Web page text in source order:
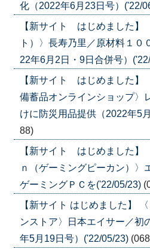
化（2022年6月23日号）('22/
【新サイト はじめました
ト）〉長寿乃里／原材料１０
22年6月2日・9日合併号）
【新サイト はじめました
備蓄品オンラインショップ〉
けに防災用品提供（2022年5
88)
【新サイト はじめました】
ｎ（ゲーミングピーカン）〉
ゲーミングＰＣを('22/05/23)
【新サイト はじめました】
ンストア〉日本エイサー／初
年5月19日号）('22/05/23)